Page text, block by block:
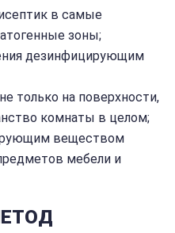
в самые
зоны;
дезинфицирующим
только на поверхности,
комнаты в целом;
веществом
мебели и